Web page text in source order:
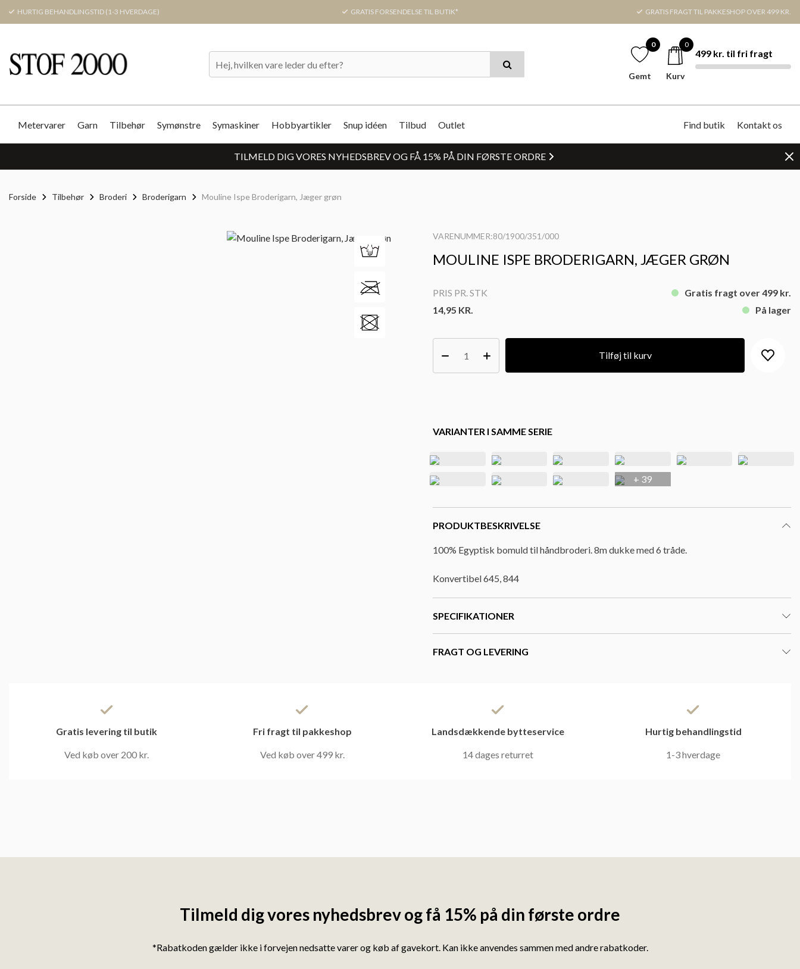
HURTIG BEHANDLINGSTID (1-3 HVERDAGE) GRATIS FORSENDELSE TIL BUTIK* GRATIS FRAGT TIL PAKKESHOP OVER 499 KR.
0
Gemt
0
Kurv
499 kr. til fri fragt
Metervarer Garn Tilbehør Symønstre Symaskiner Hobbyartikler Snup idéen Tilbud Outlet Find butik Kontakt os
TILMELD DIG VORES NYHEDSBREV OG FÅ 15% PÅ DIN FØRSTE ORDRE
Forside Tilbehør Broderi Broderigarn Mouline Ispe Broderigarn, Jæger grøn
VARENUMMER:80/1900/351/000
MOULINE ISPE BRODERIGARN, JÆGER GRØN
PRIS PR. STK
14,95 KR.
Gratis fragt over 499 kr.
På lager
Tilføj til kurv
VARIANTER I SAMME SERIE
+ 39
PRODUKTBESKRIVELSE
100% Egyptisk bomuld til håndbroderi. 8m dukke med 6 tråde.
Konvertibel 645, 844
SPECIFIKATIONER
FRAGT OG LEVERING
Gratis levering til butik
Ved køb over 200 kr.
Fri fragt til pakkeshop
Ved køb over 499 kr.
Landsdækkende bytteservice
14 dages returret
Hurtig behandlingstid
1-3 hverdage
Tilmeld dig vores nyhedsbrev og få 15% på din første ordre
*Rabatkoden gælder ikke i forvejen nedsatte varer og køb af gavekort. Kan ikke anvendes sammen med andre rabatkoder.